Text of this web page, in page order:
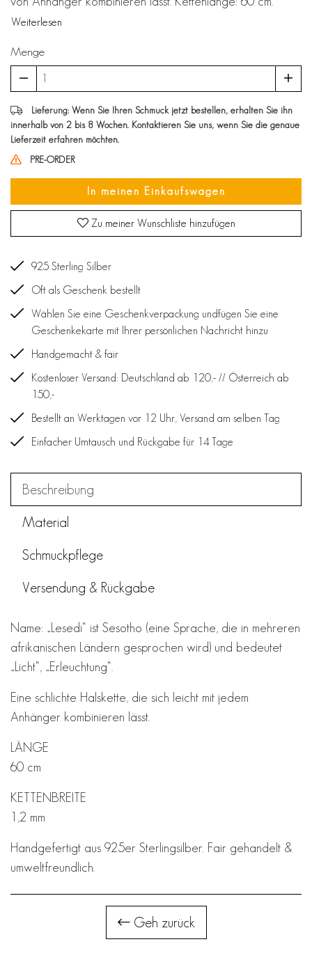
Weiterlesen
Menge
Lieferung: Wenn Sie Ihren Schmuck jetzt bestellen, erhalten Sie ihn
innerhalb von 2 bis 8 Wochen. Kontaktieren Sie uns, wenn Sie die genaue
Lieferzeit erfahren möchten.
PRE-ORDER
In meinen Einkaufswagen
Zu meiner Wunschliste hinzufügen
925 Sterling Silber
Oft als Geschenk bestellt
Wählen Sie eine Geschenkverpackung undfügen Sie eine
Geschenkekarte mit Ihrer persönlichen Nachricht hinzu
Handgemacht & fair
Kostenloser Versand: Deutschland ab 120,- // Österreich ab
150,-
Bestellt an Werktagen vor 12 Uhr, Versand am selben Tag
Einfacher Umtausch und Rückgabe für 14 Tage
Beschreibung
Material
Schmuckpflege
Versendung & Rückgabe
Name: „Lesedi“ ist Sesotho (eine Sprache, die in mehreren
afrikanischen Ländern gesprochen wird) und bedeutet
„Licht“, „Erleuchtung“.
Eine schlichte Halskette, die sich leicht mit jedem
Anhänger kombinieren lässt.
LÄNGE
60 cm
KETTENBREITE
1,2 mm
Handgefertigt aus 925er Sterlingsilber. Fair gehandelt &
umweltfreundlich.
Geh zurück